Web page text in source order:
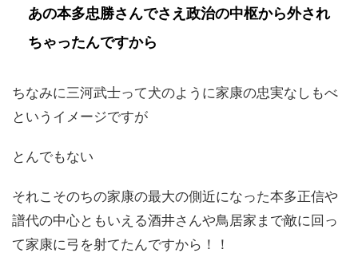
あの本多忠勝さんでさえ政治の中枢から外され
ちゃったんですから
ちなみに三河武士って犬のように家康の忠実なしもべ
というイメージですが
とんでもない
それこそのちの家康の最大の側近になった本多正信や
譜代の中心ともいえる酒井さんや鳥居家まで敵に回っ
て家康に弓を射てたんですから！！